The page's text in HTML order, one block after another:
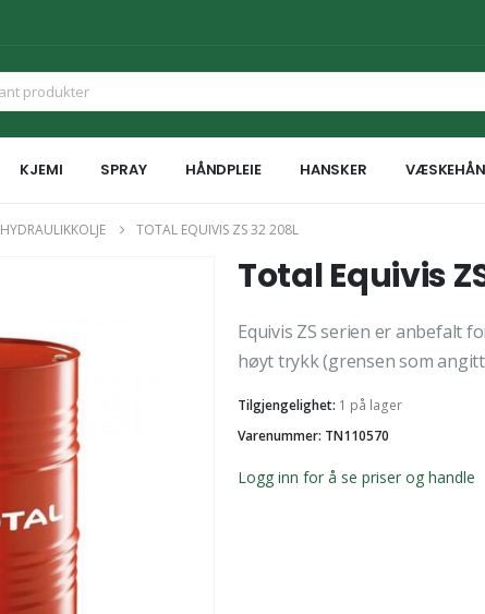
KJEMI SPRAY HÅNDPLEIE HANSKER
HYDRAULIKKOLJE TOTAL EQUIVIS ZS 32 208L
Total Equivis
Equivis ZS serien er anbefalt
høyt trykk (grensen som
Tilgjengelighet: 1 på lager
Varenummer: TN110570
Logg inn for å se priser og handle